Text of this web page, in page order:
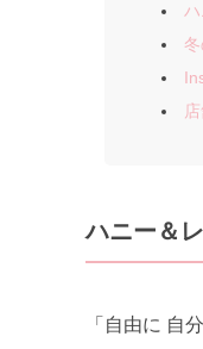
ハニー＆
「自由に 自